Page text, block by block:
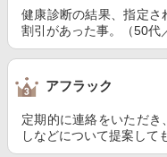
健康診断の結果、指定
割引があった事。（50代
アフラック
定期的に連絡をいただ
しなどについて提案して